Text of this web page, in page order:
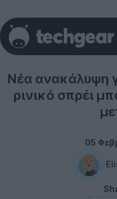
Νέα ανακάλυψη
ρινικό σπρέι
05